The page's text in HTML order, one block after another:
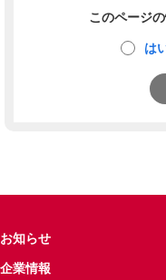
このページ
は
お知らせ
企業情報